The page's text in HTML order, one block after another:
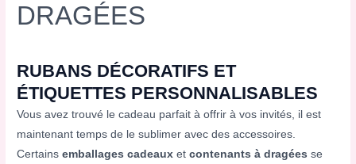
DRAGÉES
RUBANS DÉCORATIFS ET
ÉTIQUETTES PERSONNALISABLES
Vous avez trouvé le cadeau parfait à offrir à vos invités, il est
maintenant temps de le sublimer avec des accessoires.
Certainsemballages cadeaux etcontenants à dragées se